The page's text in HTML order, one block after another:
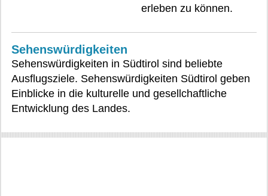
erleben zu können.
Sehenswürdigkeiten
Sehenswürdigkeiten in Südtirol sind beliebte
Ausflugsziele. Sehenswürdigkeiten Südtirol geben
Einblicke in die kulturelle und gesellchaftliche
Entwicklung des Landes.